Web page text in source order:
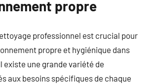
propre
professionnel est crucial pour
propre et hygiénique dans
existe une grande variété de
aux besoins spécifiques de chaque